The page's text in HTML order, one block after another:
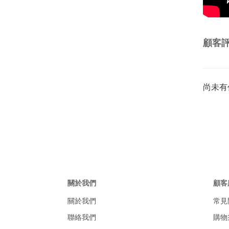
顧客
尚未
關於我們
關於我們
聯絡我們
顧
常
購